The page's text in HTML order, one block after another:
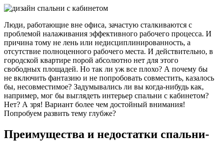
Люди, работающие вне офиса, зачастую сталкиваются с
проблемой налаживания эффективного рабочего процесса. И
причина тому не лень или недисциплинированность, а
отсутствие полноценного рабочего места. И действительно, в
городской квартире порой абсолютно нет для этого
свободных площадей. Но так ли уж все плохо? А почему бы
не включить фантазию и не попробовать совместить, казалось
бы, несовместимое? Задумывались ли вы когда-нибудь как,
например, мог бы выглядеть интерьер спальни с кабинетом?
Нет? А зря! Вариант более чем достойный внимания!
Попробуем развить тему глубже?
Преимущества и недостатки спальни-